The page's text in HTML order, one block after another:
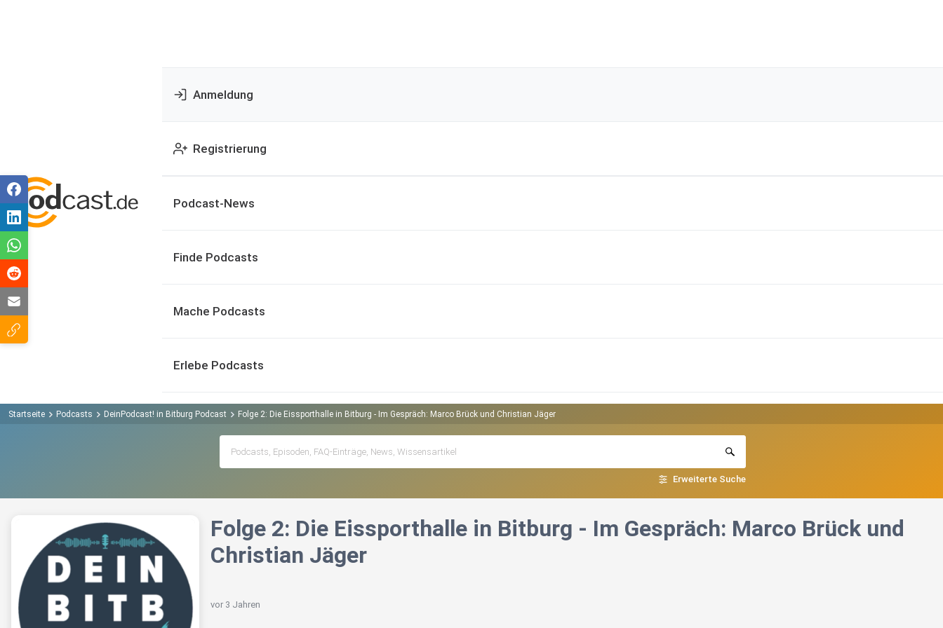
Anmeldung
Registrierung
Podcast-News
Finde Podcasts
Mache Podcasts
Erlebe Podcasts
Startseite Podcasts DeinPodcast! in Bitburg Podcast Folge 2: Die Eissporthalle in Bitburg - Im Gespräch: Marco Brück und Christian Jäger
Erweiterte Suche
Folge 2: Die Eissporthalle in Bitburg - Im Gespräch: Marco Brück und
Christian Jäger
vor 3 Jahren